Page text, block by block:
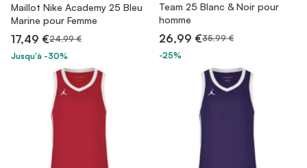
Maillot Nike Academy 25 Bleu
Marine pour Femme
17,49 €24,99 €
Jusqu'à -30%
Team 25 Blanc & Noir pour
homme
26,99 €35,99 €
-25%